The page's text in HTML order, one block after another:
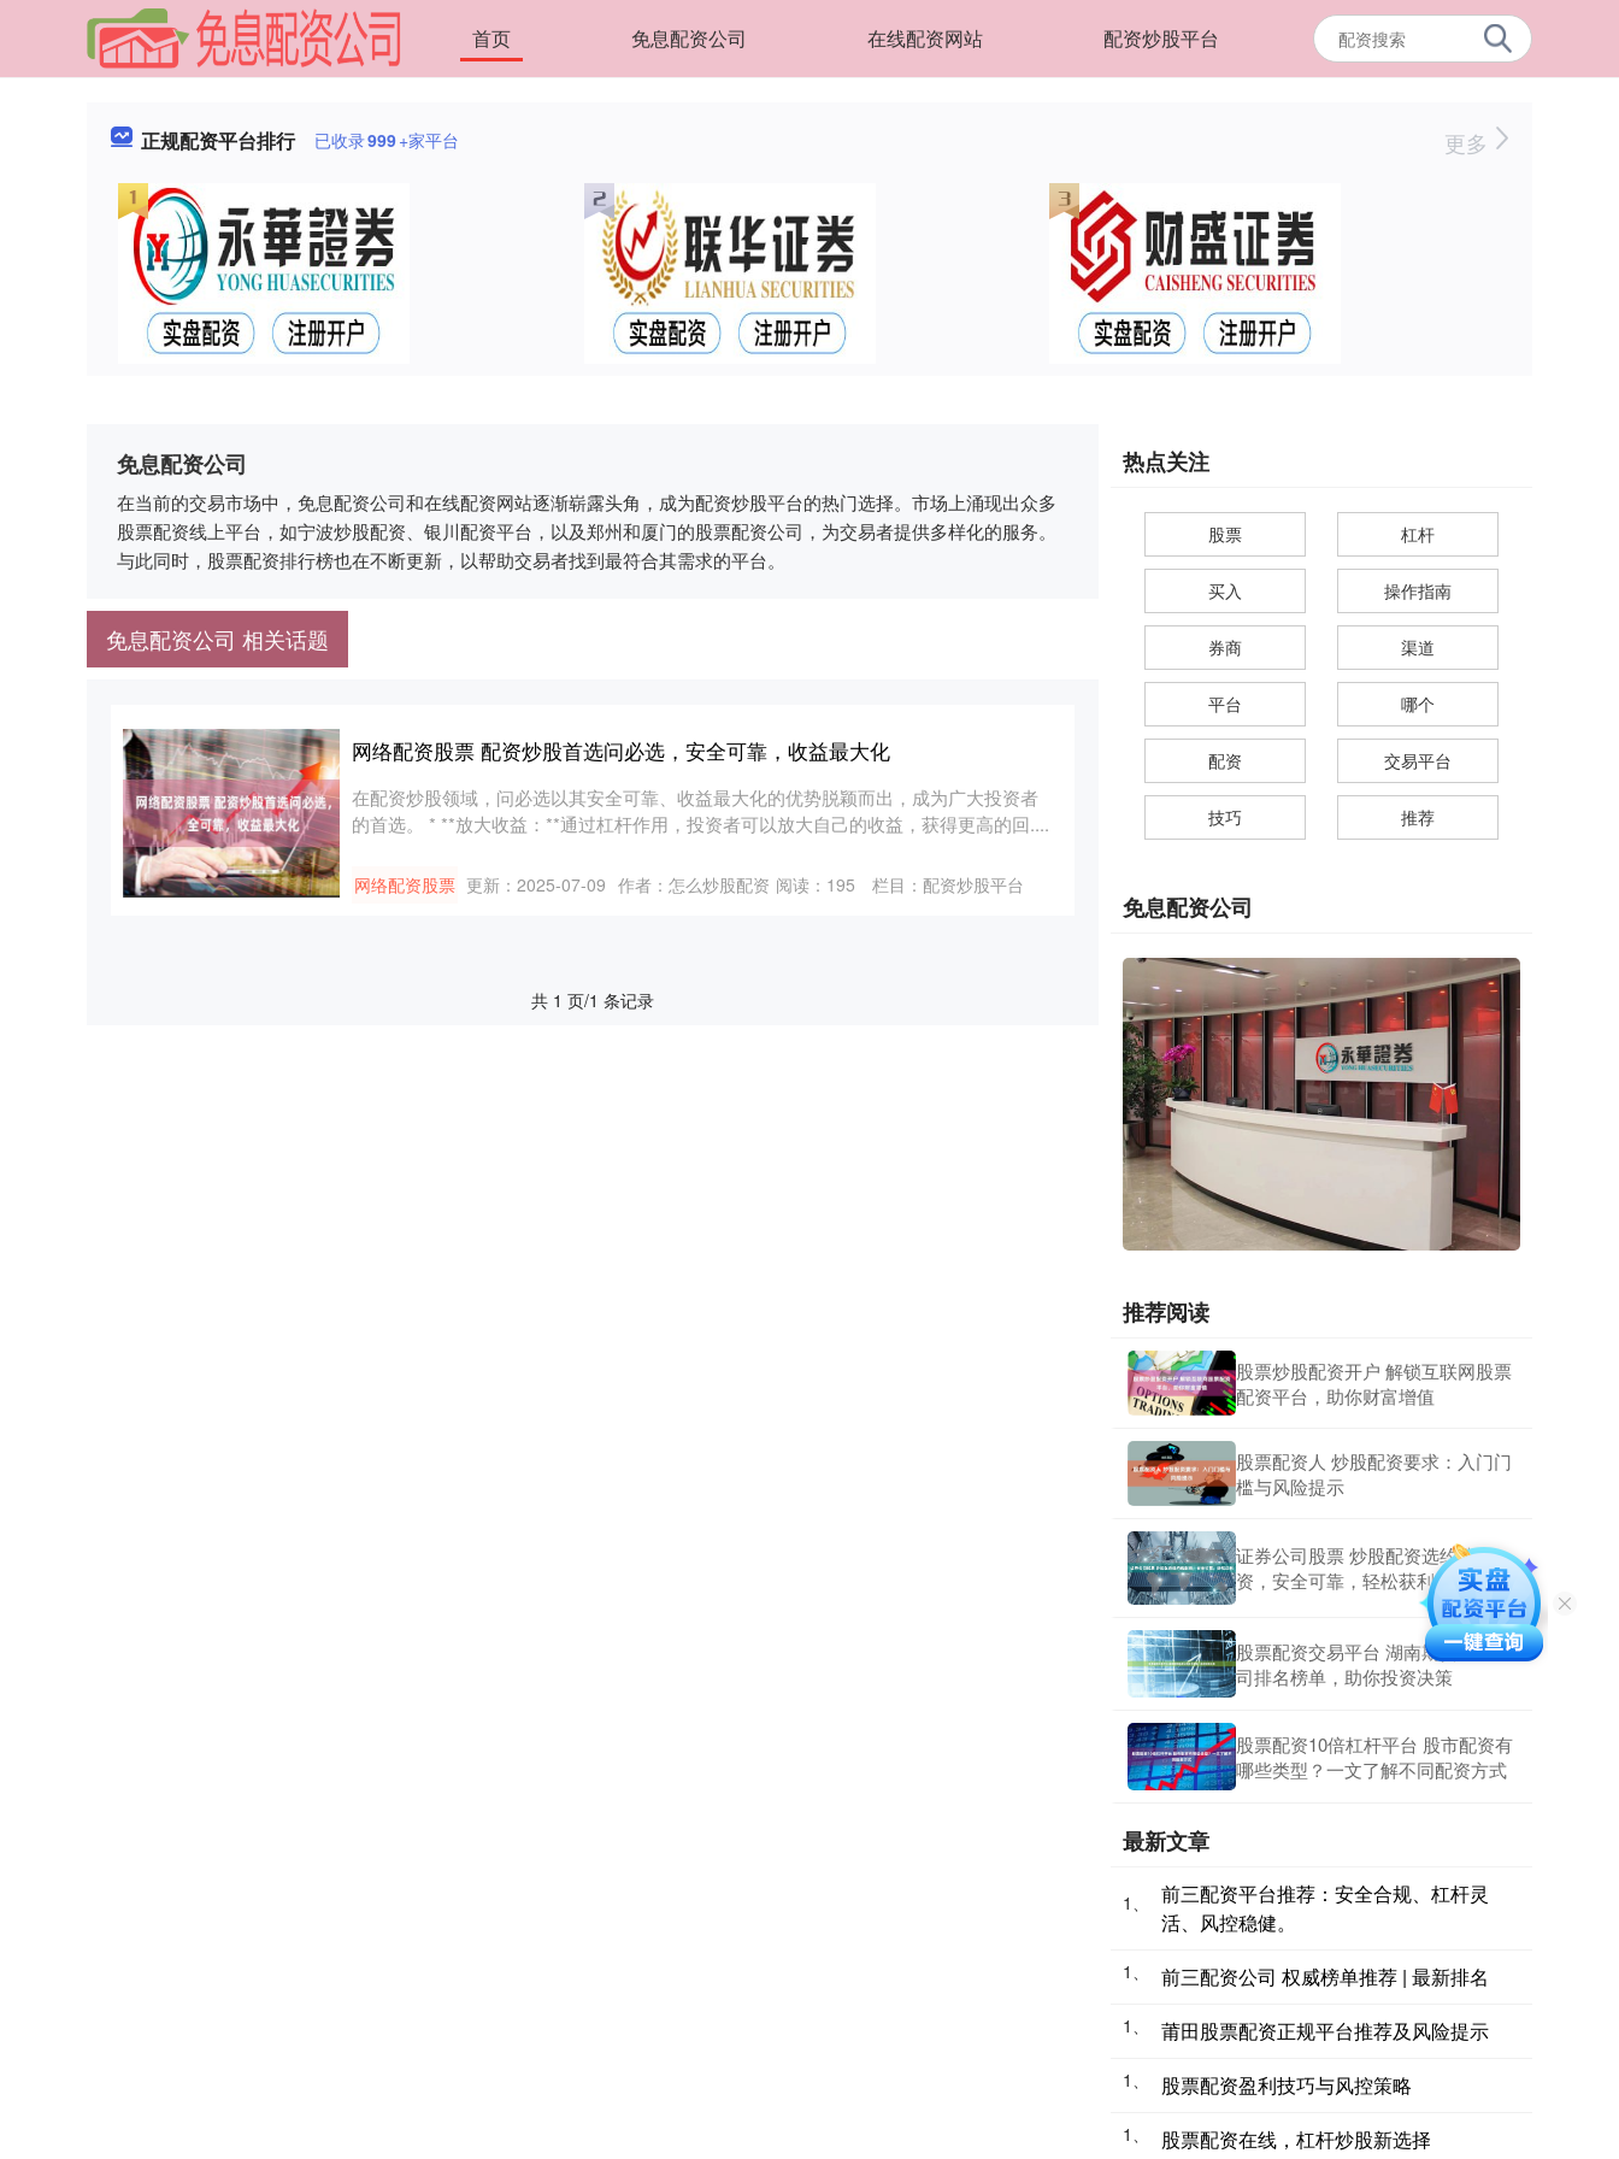
首页 免息配资公司 在线配资网站 配资炒股平台
正规配资平台排行 已收录999+家平台 更多
免息配资公司
在当前的交易市场中，免息配资公司和在线配资网站逐渐崭露头角，成为配资炒股平台的热门选择。市场上涌现出众多
股票配资线上平台，如宁波炒股配资、银川配资平台，以及郑州和厦门的股票配资公司，为交易者提供多样化的服务。
与此同时，股票配资排行榜也在不断更新，以帮助交易者找到最符合其需求的平台。
免息配资公司 相关话题
网络配资股票 配资炒股首选问必选，安全可靠，收益最大化
在配资炒股领域，问必选以其安全可靠、收益最大化的优势脱颖而出，成为广大投资者
的首选。 * **放大收益：**通过杠杆作用，投资者可以放大自己的收益，获得更高的回....
网络配资股票 更新：2025-07-09 作者：怎么炒股配资 阅读： 195 栏目： 配资炒股平台
共 1 页/1 条记录
热点关注
股票 杠杆
买入 操作指南
券商 渠道
平台 哪个
配资 交易平台
技巧 推荐
免息配资公司
推荐阅读
股票炒股配资开户 解锁互联网股票
配资平台，助你财富增值
股票配资人 炒股配资要求：入门门
槛与风险提示
证券公司股票 炒股配资选约选配
资，安全可靠，轻松获利
股票配资交易平台 湖南期货配资公
司排名榜单，助你投资决策
股票配资10倍杠杆平台 股市配资有
哪些类型？一文了解不同配资方式
最新文章
1、
前三配资平台推荐：安全合规、杠杆灵
活、风控稳健。
1、 前三配资公司 权威榜单推荐 | 最新排名
1、 莆田股票配资正规平台推荐及风险提示
1、 股票配资盈利技巧与风控策略
1、 股票配资在线，杠杆炒股新选择